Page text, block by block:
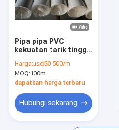
Pertunjukan VR
Kontrol Kualitas
Hubungi Kami
Pipa pipa PVC
kekuatan tarik tinggi
dan washer
aksesoris
Harga:usd50-500/m
MOQ:100m
dapatkan harga terbaru
Hubungi sekarang